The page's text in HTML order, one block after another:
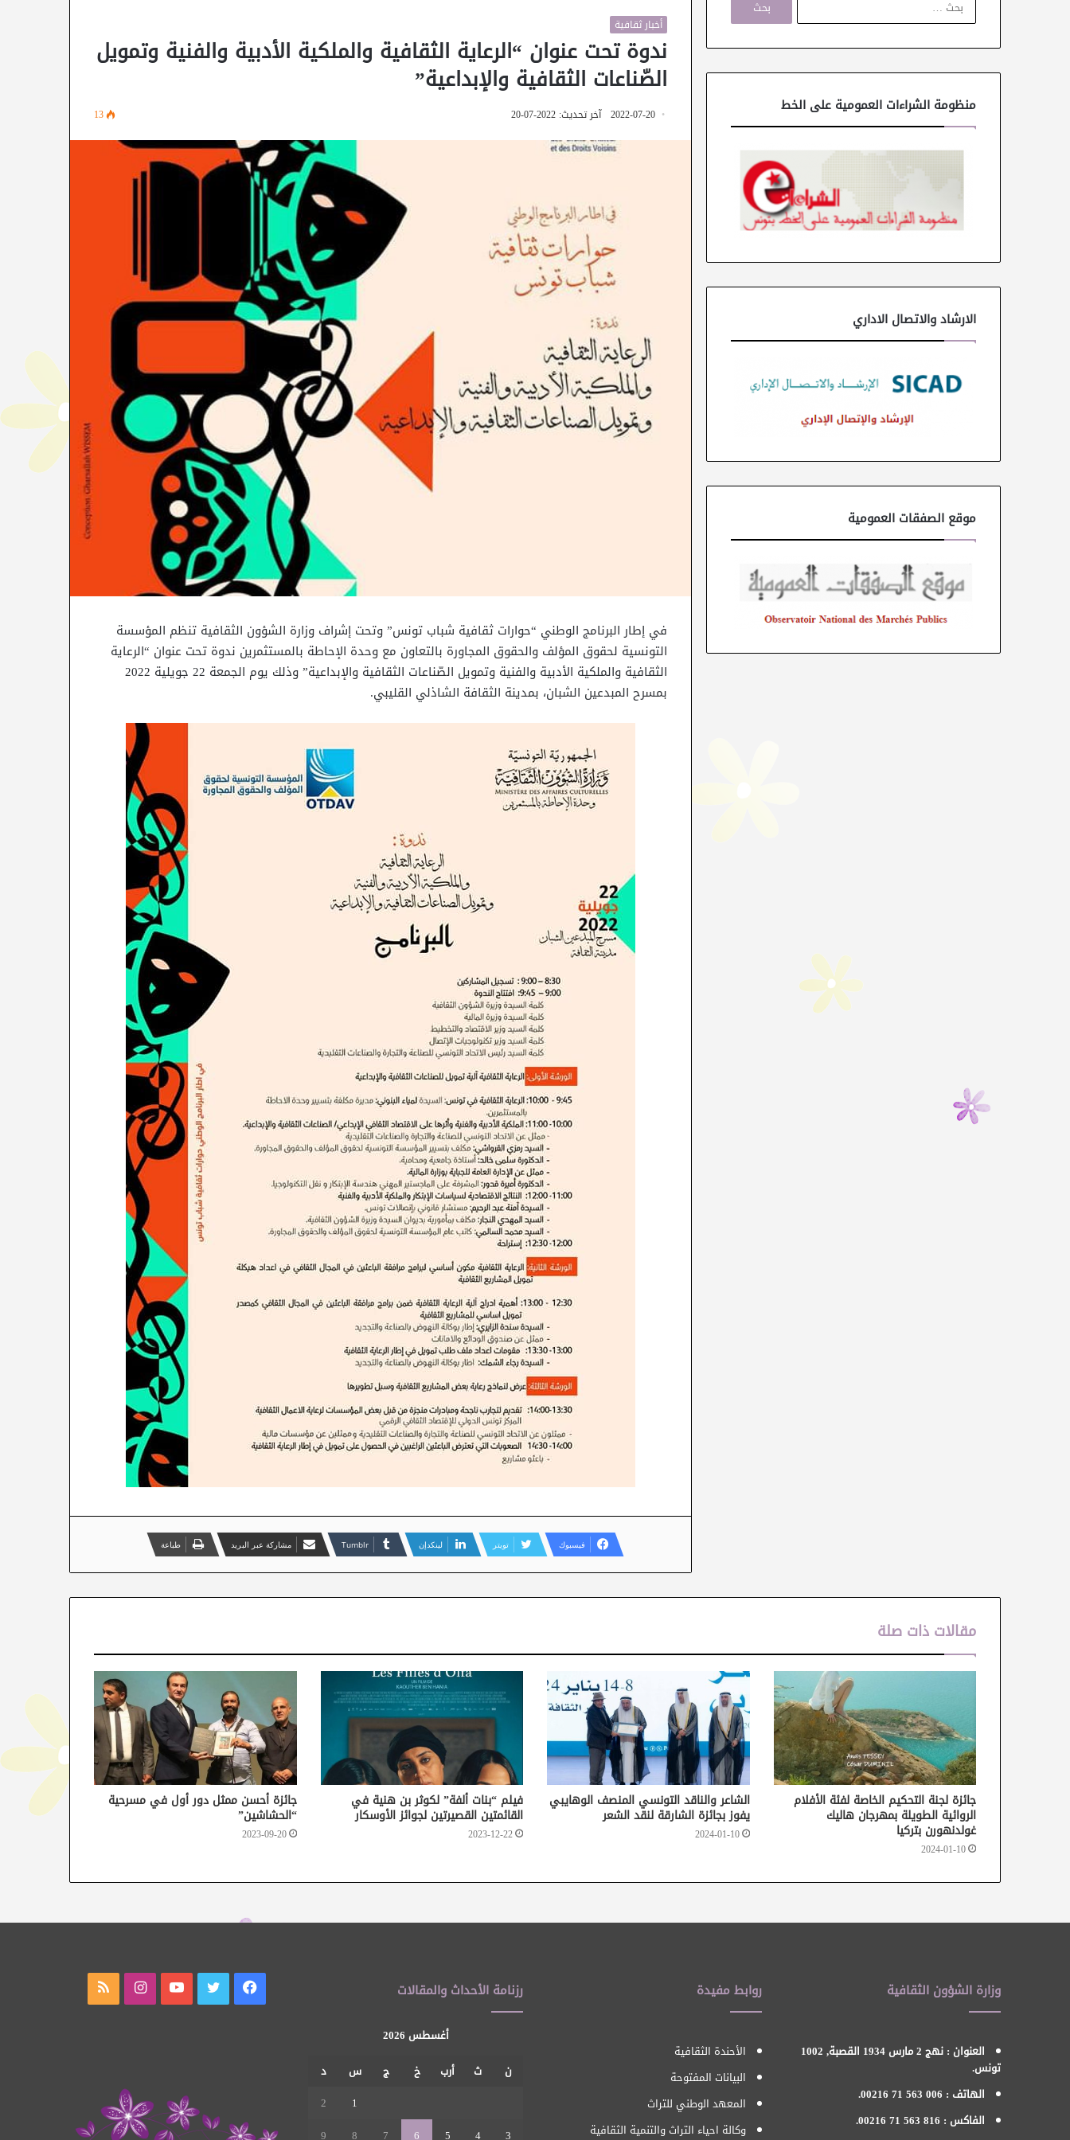
أخبار ثقافية
ندوة تحت عنوان “الرعاية الثقافية والملكية الأدبية والفنية وتمويل
الصّناعات الثقافية والإبداعية”
2022-07-20 آخر تحديث: 2022-07-20 13
في إطار البرنامج الوطني “حوارات ثقافية شباب تونس” وتحت إشراف وزارة الشؤون الثقافية تنظم المؤسسة
التونسية لحقوق المؤلف والحقوق المجاورة بالتعاون مع وحدة الإحاطة بالمستثمرين ندوة تحت عنوان “الرعاية
الثقافية والملكية الأدبية والفنية وتمويل الصّناعات الثقافية والإبداعية” وذلك يوم الجمعة 22 جويلية 2022
بمسرح المبدعين الشبان، بمدينة الثقافة الشاذلي القليبي.
فيسبوك تويتر لينكدإن مشاركة عبر البريد طباعة
ح
ن
منظومة الشراءات العمومية على الخط
الارشاد والاتصال الاداري
موقع الصفقات العمومية
مقالات ذات صلة
جائزة لجنة التحكيم الخاصة لفئة الأفلام
الروائية الطويلة بمهرجان هاليك
غولدنهورن بتركيا
2024-01-10
الشاعر والناقد التونسي المنصف الوهايبي
يفوز بجائزة الشارقة لنقد الشعر
2024-01-10
فيلم “بنات ألفة” لكوثر بن هنية في
القائمتين القصيرتين لجوائز الأوسكار
2023-12-22
جائزة أحسن ممثل دور أول في مسرحية
“الحشاشين”
2023-09-20
وزارة الشؤون الثقافية
العنوان : نهج 2 مارس 1934 القصبة, 1002
تونس.
الهاتف : 006 563 71 00216.
الفاكس : 816 563 71 00216.
روابط مفيدة
الأحندة الثقافية
البيانات المفتوحة
المعهد الوطني للتراث
وكالة احياء التراث والتنمية الثقافية
رزنامة الأحداث والمقالات
أغسطس 2026
ن
ث أرب خ ج س
د
1
2
3
4
5
6
7
8
9
فيسبوك تويتر يوتيوب انستقرام